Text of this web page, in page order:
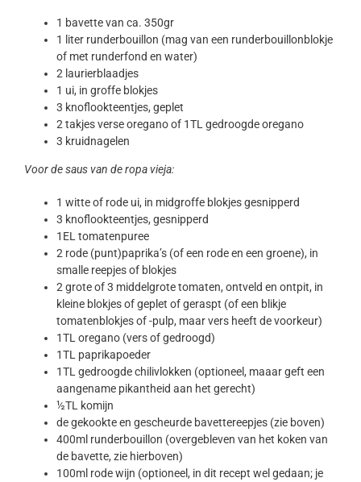
1 bavette van ca. 350gr
1 liter runderbouillon (mag van een runderbouillonblokje
of met runderfond en water)
2 laurierblaadjes
1 ui, in groffe blokjes
3 knoflookteentjes, geplet
2 takjes verse oregano of 1TL gedroogde oregano
3 kruidnagelen
Voor de saus van de ropa vieja:
1 witte of rode ui, in midgroffe blokjes gesnipperd
3 knoflookteentjes, gesnipperd
1EL tomatenpuree
2 rode (punt)paprika’s (of een rode en een groene), in
smalle reepjes of blokjes
2 grote of 3 middelgrote tomaten, ontveld en ontpit, in
kleine blokjes of geplet of geraspt (of een blikje
tomatenblokjes of -pulp, maar vers heeft de voorkeur)
1TL oregano (vers of gedroogd)
1TL paprikapoeder
1TL gedroogde chilivlokken (optioneel, maaar geft een
aangename pikantheid aan het gerecht)
½TL komijn
de gekookte en gescheurde bavettereepjes (zie boven)
400ml runderbouillon (overgebleven van het koken van
de bavette, zie hierboven)
100ml rode wijn (optioneel, in dit recept wel gedaan; je